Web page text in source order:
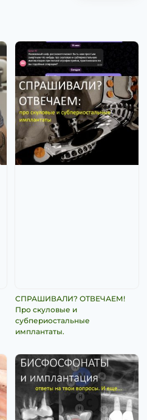
СПРАШИВАЛИ? ОТВЕЧАЕМ!
Про скуловые и
субпериостальные
имплантаты.